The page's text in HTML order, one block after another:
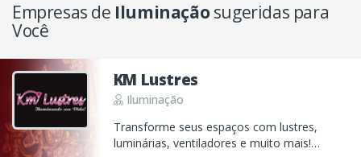
Empresas de Iluminaçãosugeridas para
Você
KM Lustres
Iluminação
Transforme seus espaços com lustres,
luminárias, ventiladores e muito mais!